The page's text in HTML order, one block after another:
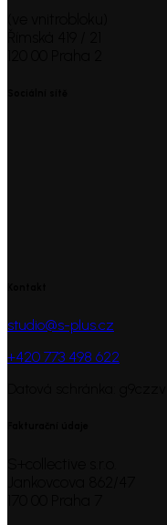
studio@s-plus.cz
+420 773 498 622